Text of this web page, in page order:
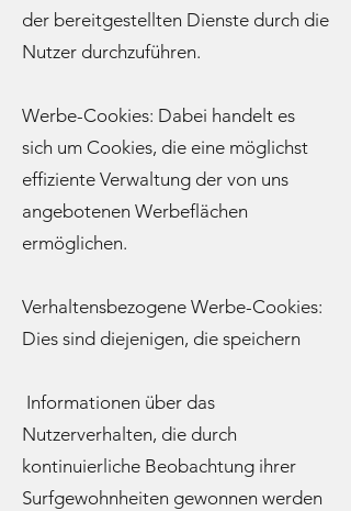
der bereitgestellten Dienste durch die
Nutzer durchzuführen.
Werbe-Cookies: Dabei handelt es
sich um Cookies, die eine möglichst
effiziente Verwaltung der von uns
angebotenen Werbeflächen
ermöglichen.
Verhaltensbezogene Werbe-Cookies:
Dies sind diejenigen, die speichern
Informationen über das
Nutzerverhalten, die durch
kontinuierliche Beobachtung ihrer
Surfgewohnheiten gewonnen werden